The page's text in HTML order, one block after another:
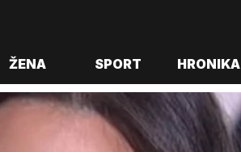
ŽENA SPORT HRONIKA